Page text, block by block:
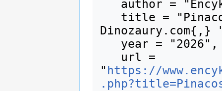
Dinozaury.com{,}
" https://